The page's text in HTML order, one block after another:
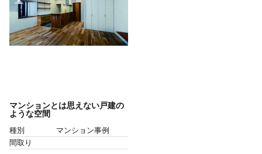
マンションとは思えない戸建の
ような空間
種別
マンション事例
間取り